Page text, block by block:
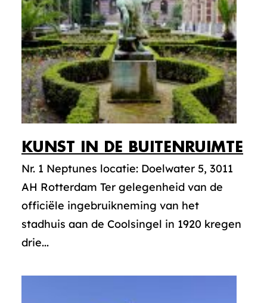
KUNST IN DE BUITENRUIMTE
Nr. 1 Neptunes locatie: Doelwater 5, 3011
AH Rotterdam Ter gelegenheid van de
officiële ingebruikneming van het
stadhuis aan de Coolsingel in 1920 kregen
drie...